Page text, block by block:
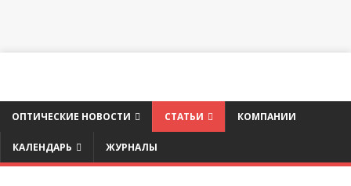
ОПТИЧЕСКИЕ НОВОСТИ СТАТЬИ КОМПАНИИ
КАЛЕНДАРЬ ЖУРНАЛЫ